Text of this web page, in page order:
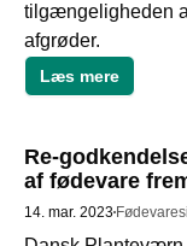
tilgængeligheden
afgrøder.
Læs mere
Re-
af fødevare
14. mar. 2023